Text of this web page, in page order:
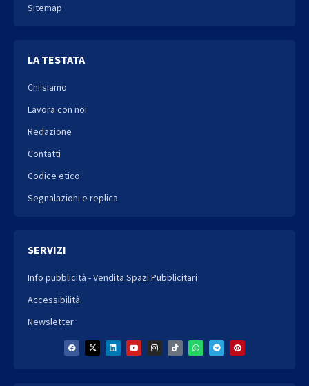
Sitemap
LA TESTATA
Chi siamo
Lavora con noi
Redazione
Contatti
Codice etico
Segnalazioni e replica
SERVIZI
Info pubblicità - Vendita Spazi Pubblicitari
Accessibilità
Newsletter